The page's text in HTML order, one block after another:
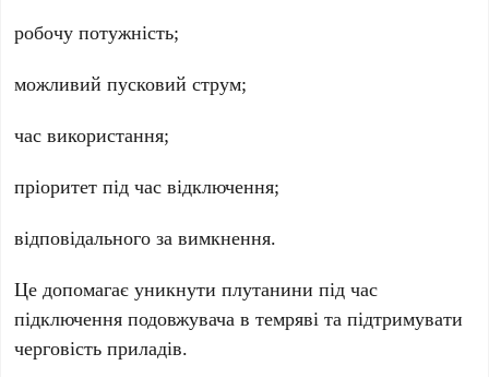
робочу потужність;
можливий пусковий струм;
час використання;
пріоритет під час відключення;
відповідального за вимкнення.
Це допомагає уникнути плутанини під час
підключення подовжувача в темряві та підтримувати
черговість приладів.